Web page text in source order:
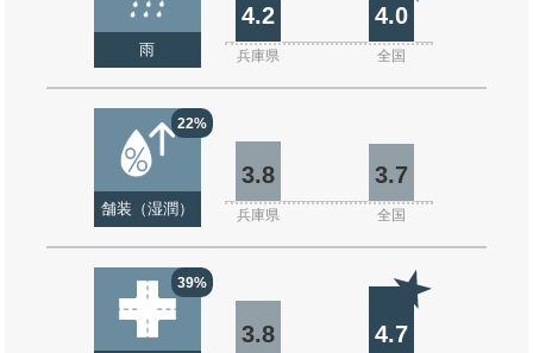
雨
4.2 4.0
兵庫県 全国
22%
舗装（湿潤）
3.8 3.7
兵庫県 全国
39%
3.8 4.7